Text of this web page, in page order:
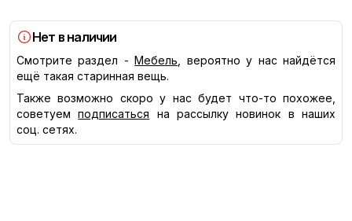
Нет в наличии
Смотрите раздел - Мебель , вероятно у нас найдётся
ещё такая старинная вещь.
Также возможно скоро у нас будет что-то похожее,
советуем
подписаться
на рассылку новинок в наших
соц. сетях.